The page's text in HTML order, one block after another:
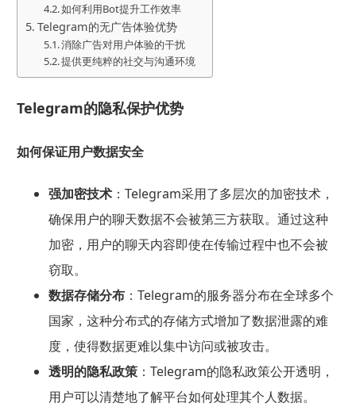
如何利用Bot提升工作效率
Telegram的无广告体验优势
消除广告对用户体验的干扰
提供更纯粹的社交与沟通环境
Telegram的隐私保护优势
如何保证用户数据安全
强加密技术：Telegram采用了多层次的加密技术，
确保用户的聊天数据不会被第三方获取。通过这种
加密，用户的聊天内容即使在传输过程中也不会被
窃取。
数据存储分布：Telegram的服务器分布在全球多个
国家，这种分布式的存储方式增加了数据泄露的难
度，使得数据更难以集中访问或被攻击。
透明的隐私政策：Telegram的隐私政策公开透明，
用户可以清楚地了解平台如何处理其个人数据。